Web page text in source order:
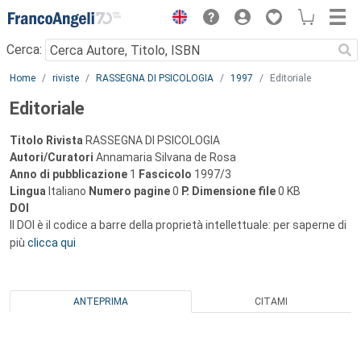
Menu
Cerca:
Main content
Home riviste RASSEGNA DI PSICOLOGIA 1997 Editoriale
Editoriale
Titolo Rivista RASSEGNA DI PSICOLOGIA
Autori/Curatori Annamaria Silvana de Rosa
Anno di pubblicazione 1 Fascicolo 1997/3
Lingua Italiano Numero pagine0 P. Dimensione file0 KB
DOI
Il DOI è il codice a barre della proprietà intellettuale: per saperne di
più clicca qui
ANTEPRIMA CITAMI